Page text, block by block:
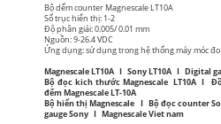
Bộ dếm counter Magnescale LT10A
Số trục hiển thị: 1-2
Độ phân giải: 0.005/ 0.01 mm
Nguồn: 9-26.4 VDC
Ứng dụng: sử dụng trong hệ thống máy móc
Magnescale LT10A I Sony LT10A I Digital
Bộ đọc kich thước Magnescale LT10A I
đếm Magnescale LT-10A
Bộ hiển thị Magnescale I Bộ đọc counter
gauge Sony I Magnescale Viet nam